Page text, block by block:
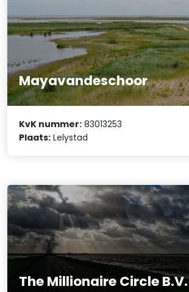
Mayavandeschoor
KvK nummer: 83013253
Plaats: Lelystad
The Millionaire Circle B.V.